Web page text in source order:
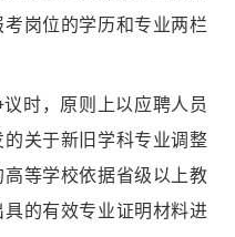
岗位的学历和专业两栏
时，原则上以应聘人员
关于新旧学科专业调整
等学校依据省级以上教
的有效专业证明材料进